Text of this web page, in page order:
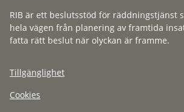
RIB är ett beslutsstöd för räddningstjänst
hela vägen från planering av framtida
fatta rätt beslut när olyckan är framme.
Tillgänglighet
Cookies